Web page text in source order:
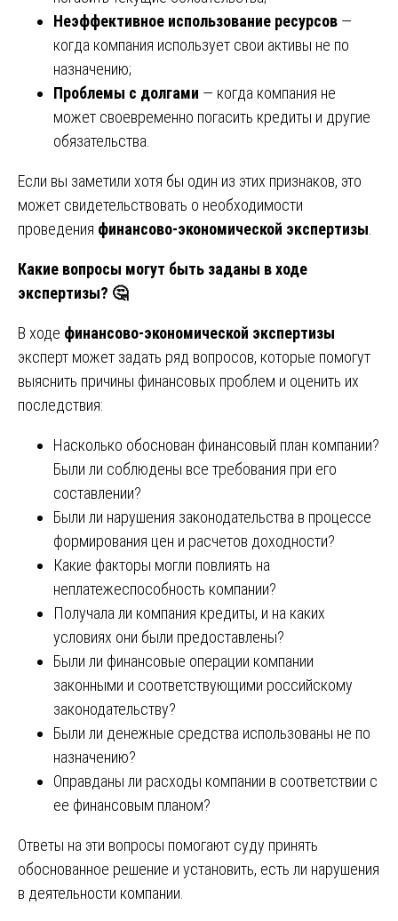
Неэффективное использование ресурсов —
когда компания использует свои активы не по
назначению;
Проблемы с долгами — когда компания не
может своевременно погасить кредиты и другие
обязательства.
Если вы заметили хотя бы один из этих признаков, это
может свидетельствовать о необходимости
проведения финансово-экономической экспертизы
Какие вопросы могут быть заданы в ходе
экспертизы? 🤔
В ходе финансово-экономической экспертизы
эксперт может задать ряд вопросов, которые помогут
выяснить причины финансовых проблем и оценить их
последствия:
Насколько обоснован финансовый план компании?
Были ли соблюдены все требования при его
составлении?
Были ли нарушения законодательства в процессе
формирования цен и расчетов доходности?
Какие факторы могли повлиять на
неплатежеспособность компании?
Получала ли компания кредиты, и на каких
условиях они были предоставлены?
Были ли финансовые операции компании
законными и соответствующими российскому
законодательству?
Были ли денежные средства использованы не по
назначению?
Оправданы ли расходы компании в соответствии с
ее финансовым планом?
Ответы на эти вопросы помогают суду принять
обоснованное решение и установить, есть ли нарушения
в деятельности компании.